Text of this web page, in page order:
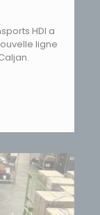
HDI a
ligne